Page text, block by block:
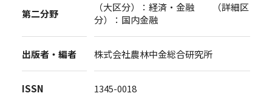
第二分野
（大区分）：経済・金融 （詳細区
分）：国内金融
出版者・編者 株式会社農林中金総合研究所
ISSN 1345-0018